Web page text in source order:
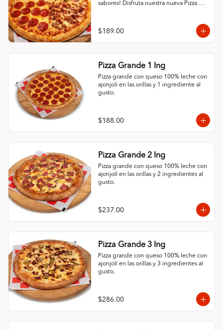
sabores! Disfruta nuestra nueva Pizza
mucho quesoo. ¡Variedad total por solo
$189!
$189.00
Pizza Grande 1 Ing
Pizza grande con queso 100% leche con
ajonjolí en las orillas y 1 ingrediente al
gusto.
$188.00
Pizza Grande 2 Ing
Pizza grande con queso 100% leche con
ajonjolí en las orillas y 2 ingredientes al
gusto.
$237.00
Pizza Grande 3 Ing
Pizza grande con queso 100% leche con
ajonjolí en las orillas y 3 ingredientes al
gusto.
$286.00